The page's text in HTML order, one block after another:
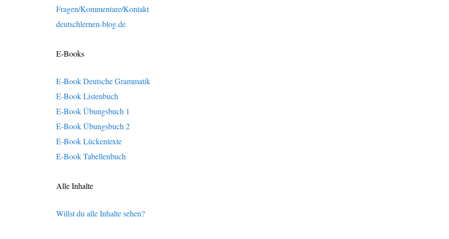
Fragen/Kommentare/Kontakt
deutschlernen-blog.de
E-Books
E-Book Deutsche Grammatik
E-Book Listenbuch
E-Book Übungsbuch 1
E-Book Übungsbuch 2
E-Book Lückentexte
E-Book Tabellenbuch
Alle Inhalte
Willst du alle Inhalte sehen?